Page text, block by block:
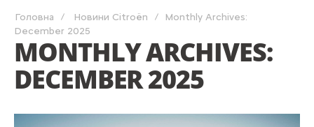
Головна Новини Citroën
Monthly Archives:
December 2025
MONTHLY ARCHIVES:
DECEMBER 2025